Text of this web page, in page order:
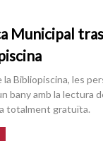
Municipal
la Bibliopiscina, les
bany amb la lectura
totalment gratuïta.